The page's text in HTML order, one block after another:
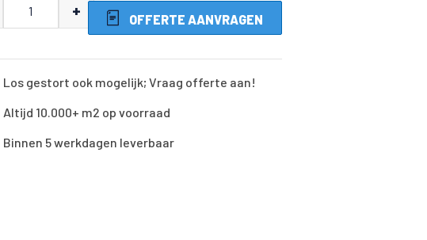
+ OFFERTE AANVRAGEN
Los gestort ook mogelijk; Vraag offerte aan!
Altijd 10.000+ m2 op voorraad
Binnen 5 werkdagen leverbaar